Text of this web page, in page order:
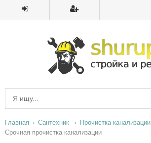
Главная Сантехник
Прочистка канализации
Срочная прочистка канализации